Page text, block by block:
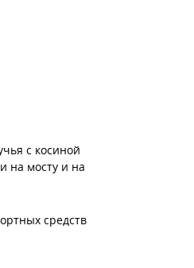
с косиной
на мосту и на
средств